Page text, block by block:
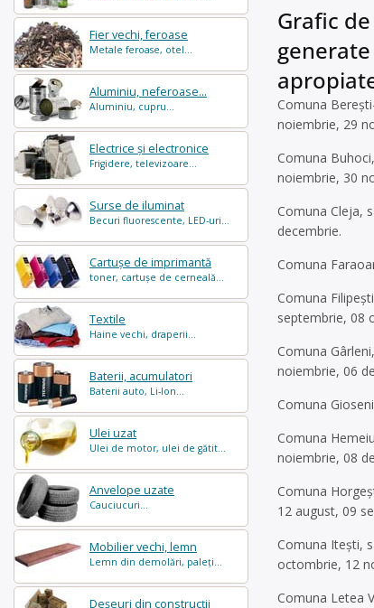
Fier vechi, feroase
Metale feroase, otel...
Aluminiu, neferoase...
Aluminiu, cupru...
Electrice și electronice
Frigidere, televizoare...
Surse de iluminat
Becuri fluorescente, LED-uri...
Cartușe de imprimantă
toner, cartușe de cerneală...
Textile
Haine vechi, draperii...
Baterii, acumulatori
Baterii auto, Li-Ion...
Ulei uzat
Ulei de motor, ulei de gătit...
Anvelope uzate
Cauciucuri...
Mobilier vechi, lemn
Lemn din demolări, paleți...
Deșeuri din construcții
Grafic
Comuna
noiembrie, 29
Comuna
noiembrie, 30
Comuna Cleja,
decembrie.
Comuna
Comuna
septembrie, 08
Comuna
noiembrie, 06
Comuna
Comuna
noiembrie, 08
Comuna
12 august, 09
Comuna Itești,
octombrie, 12
Comuna Letea